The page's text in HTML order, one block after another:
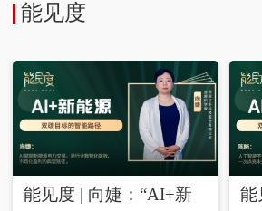
能见度
能见度 | 向婕：“AI+新
能